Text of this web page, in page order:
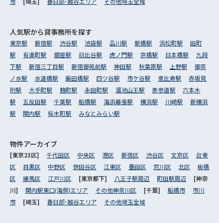
人気駅から貸事務所を探す
東京駅 新宿駅 渋谷駅 池袋駅 品川駅 新橋駅 浜松町駅
田町
駅
有楽町駅 銀座駅 日比谷駅 虎ノ門駅 京橋駅 日本橋駅
九段
下駅
新宿三丁目駅 新宿御苑前駅 神田駅 秋葉原駅 上野駅
御茶
ノ水駅
水道橋駅 飯田橋駅 四ツ谷駅 市ケ谷駅 恵比寿駅
赤坂見
附駅
大手町駅 麹町駅 永田町駅 溜池山王駅 表参道駅
六本木
駅
五反田駅 千葉駅 船橋駅 海浜幕張駅 横浜駅 川崎駅
新横浜
駅
関内駅 桜木町駅 みなとみらい駅
物件アーカイブ
[東京23区] 千代田区 中央区 港区 新宿区 渋谷区 文京区
台東
区
目黒区 中野区 世田谷区 江東区 墨田区 荒川区 北区
板橋
区
練馬区 江戸川区 [東京都下] 八王子駅周辺 町田駅周辺
[神奈
川] 関内駅東口(海側)エリア その他神奈川区 [千葉] 船橋市
市川
市
[埼玉] 春日部･越谷エリア その他埼玉全域